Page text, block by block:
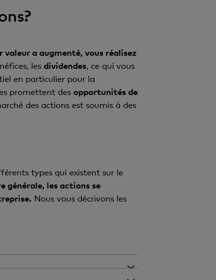
valeur a augmenté, vous réalisez
les dividendes, ce qui vous
en particulier pour la
promettent des opportunités de
des actions est soumis à des
types qui existent sur le
générale, les actions se
Nous vous décrivons les
aux décisions